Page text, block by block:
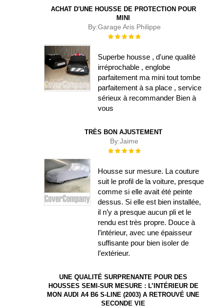
ACHAT D'UNE HOUSSE DE PROTECTION POUR
MINI
By:Garage Aris Philippe
Évaluation :
Superbe housse , d'une qualité
irréprochable , englobe
parfaitement ma mini tout tombe
parfaitement à sa place , service
sérieux à recommander Bien à
vous
TRÈS BON AJUSTEMENT
By:Jaime
Évaluation :
Housse sur mesure. La couture
suit le profil de la voiture, presque
comme si elle avait été peinte
dessus. Si elle est bien installée,
il n’y a presque aucun pli et le
rendu est très propre. Douce à
l’intérieur, avec une épaisseur
suffisante pour bien isoler de
l’extérieur.
UNE QUALITÉ SURPRENANTE POUR DES
HOUSSES SEMI-SUR MESURE : L’INTÉRIEUR DE
MON AUDI A4 B6 S-LINE (2003) A RETROUVÉ UNE
SECONDE VIE